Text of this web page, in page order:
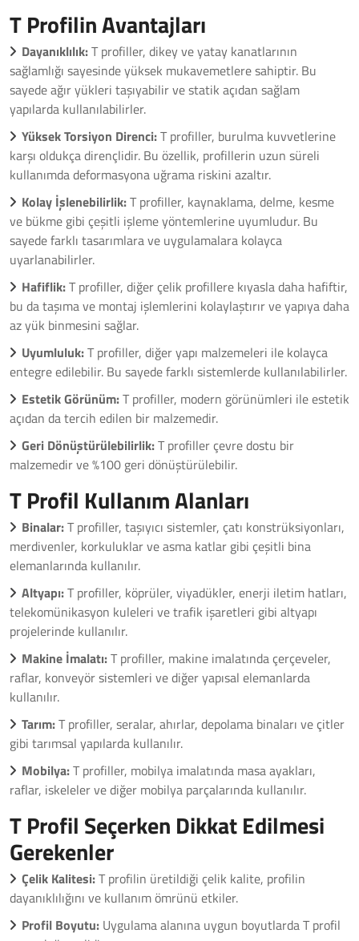
T Profilin Avantajları
Dayanıklılık:T profiller, dikey ve yatay kanatlarının
sağlamlığı sayesinde yüksek mukavemetlere sahiptir. Bu
sayede ağır yükleri taşıyabilir ve statik açıdan sağlam
yapılarda kullanılabilirler.
Yüksek Torsiyon Direnci:T profiller, burulma kuvvetlerine
karşı oldukça dirençlidir. Bu özellik, profillerin uzun süreli
kullanımda deformasyona uğrama riskini azaltır.
Kolay İşlenebilirlik:T profiller, kaynaklama, delme, kesme
ve bükme gibi çeşitli işleme yöntemlerine uyumludur. Bu
sayede farklı tasarımlara ve uygulamalara kolayca
uyarlanabilirler.
Hafiflik:T profiller, diğer çelik profillere kıyasla daha hafiftir,
bu da taşıma ve montaj işlemlerini kolaylaştırır ve yapıya daha
az yük binmesini sağlar.
Uyumluluk:T profiller, diğer yapı malzemeleri ile kolayca
entegre edilebilir. Bu sayede farklı sistemlerde kullanılabilirler.
Estetik Görünüm:T profiller, modern görünümleri ile estetik
açıdan da tercih edilen bir malzemedir.
Geri Dönüştürülebilirlik:T profiller çevre dostu bir
malzemedir ve %100 geri dönüştürülebilir.
T Profil Kullanım Alanları
Binalar:T profiller, taşıyıcı sistemler, çatı konstrüksiyonları,
merdivenler, korkuluklar ve asma katlar gibi çeşitli bina
elemanlarında kullanılır.
Altyapı:T profiller, köprüler, viyadükler, enerji iletim hatları,
telekomünikasyon kuleleri ve trafik işaretleri gibi altyapı
projelerinde kullanılır.
Makine İmalatı:T profiller, makine imalatında çerçeveler,
raflar, konveyör sistemleri ve diğer yapısal elemanlarda
kullanılır.
Tarım:T profiller, seralar, ahırlar, depolama binaları ve çitler
gibi tarımsal yapılarda kullanılır.
Mobilya:T profiller, mobilya imalatında masa ayakları,
raflar, iskeleler ve diğer mobilya parçalarında kullanılır.
T Profil Seçerken Dikkat Edilmesi
Gerekenler
Çelik Kalitesi:T profilin üretildiği çelik kalite, profilin
dayanıklılığını ve kullanım ömrünü etkiler.
Profil Boyutu: Uygulama alanına uygun boyutlarda T profil